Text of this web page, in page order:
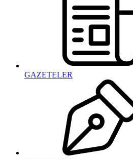
GAZETELER